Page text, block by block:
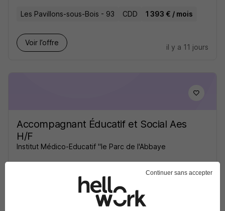
Les Pavillons-sous-Bois - 93 CDD 1 393 € / mois
Voir l’offre
il y a 11 jours
Accompagnant Éducatif et Social Aes
H/F
Institut Médico-Educatif "le Parc de l'Abbaye
Continuer sans accepter